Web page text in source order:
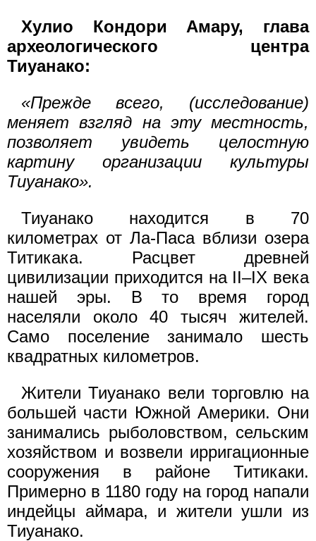
Хулио Кондори Амару, глава
археологического центра
Тиуанако:
«Прежде всего, (исследование)
меняет взгляд на эту местность,
позволяет увидеть целостную
картину организации культуры
Тиуанако».
Тиуанако находится в 70
километрах от Ла-Паса вблизи озера
Титикака. Расцвет древней
цивилизации приходится на II–IX века
нашей эры. В то время город
населяли около 40 тысяч жителей.
Само поселение занимало шесть
квадратных километров.
Жители Тиуанако вели торговлю на
большей части Южной Америки. Они
занимались рыболовством, сельским
хозяйством и возвели ирригационные
сооружения в районе Титикаки.
Примерно в 1180 году на город напали
индейцы аймара, и жители ушли из
Тиуанако.